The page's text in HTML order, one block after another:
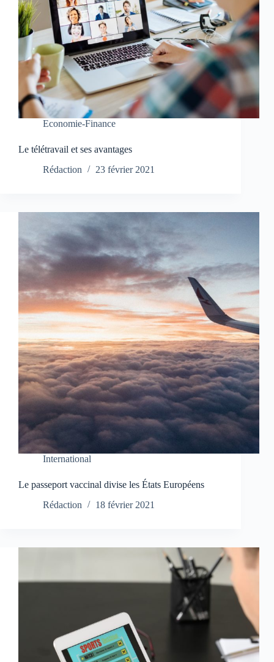
Economie-Finance
Le télétravail et ses avantages
Rédaction
23 février 2021
International
Le passeport vaccinal divise les États Européens
Rédaction
18 février 2021